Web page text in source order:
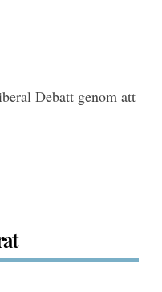
Debatt genom att